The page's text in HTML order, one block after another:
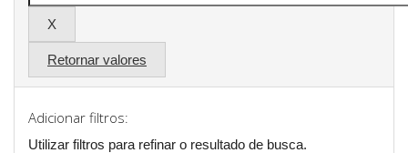
Retornar valores
Adicionar filtros:
Utilizar filtros para refinar o resultado de busca.